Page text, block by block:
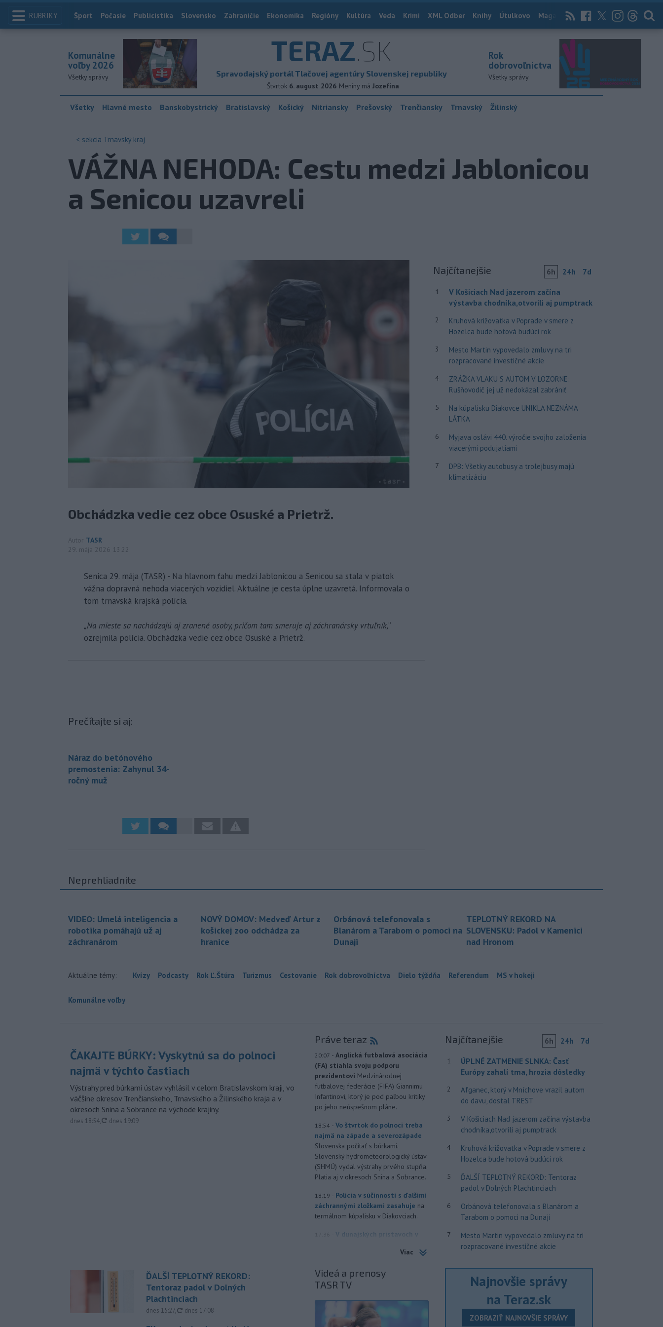
RUBRIKY Index
Šport Počasie Publicistika Slovensko Zahraničie Ekonomika Regióny Kultúra Veda Krimi XML Odber Knihy Útulkovo Magazín News Now Archív
TERAZ.SK
Spravodajský portál Tlačovej agentúry Slovenskej republiky
Štvrtok 6. august 2026 Meniny má Jozefína
Komunálne
voľby 2026
Všetky správy
Rok
dobrovoľníctva
Všetky správy
Všetky Hlavné mesto Banskobystrický Bratislavský Košický Nitriansky Prešovský Trenčiansky Trnavský Žilinský
< sekcia Trnavský kraj
VÁŽNA NEHODA: Cestu medzi Jablonicou
a Senicou uzavreli
Obchádzka vedie cez obce Osuské a Prietrž.
Autor TASR
29. mája 2026 13:22
Senica 29. mája (TASR) - Na hlavnom ťahu medzi Jablonicou a Senicou sa stala v piatok
vážna dopravná nehoda viacerých vozidiel. Aktuálne je cesta úplne uzavretá. Informovala o
tom trnavská krajská polícia.
„Na mieste sa nachádzajú aj zranené osoby, pričom tam smeruje aj záchranársky vrtuľník,“
ozrejmila polícia. Obchádzka vedie cez obce Osuské a Prietrž.
Prečítajte si aj:
Náraz do betónového
premostenia: Zahynul 34-
ročný muž
Najčítanejšie 6h 24h 7d
1
V Košiciach Nad jazerom začína
výstavba chodníka,otvorili aj pumptrack
2
Kruhová križovatka v Poprade v smere z
Hozelca bude hotová budúci rok
3
Mesto Martin vypovedalo zmluvy na tri
rozpracované investičné akcie
4
ZRÁŽKA VLAKU S AUTOM V LOZORNE:
Rušňovodič jej už nedokázal zabrániť
5
Na kúpalisku Diakovce UNIKLA NEZNÁMA
LÁTKA
6
Myjava oslávi 440. výročie svojho založenia
viacerými podujatiami
7
DPB: Všetky autobusy a trolejbusy majú
klimatizáciu
Neprehliadnite
VIDEO: Umelá inteligencia a
robotika pomáhajú už aj
záchranárom
NOVÝ DOMOV: Medveď Artur z
košickej zoo odchádza za
hranice
Orbánová telefonovala s
Blanárom a Tarabom o pomoci na
Dunaji
TEPLOTNÝ REKORD NA
SLOVENSKU: Padol v Kamenici
nad Hronom
Aktuálne témy: Kvízy Podcasty Rok Ľ.Štúra Turizmus Cestovanie Rok dobrovoľníctva Dielo týždňa Referendum MS v hokeji
Komunálne voľby
ČAKAJTE BÚRKY: Vyskytnú sa do polnoci
najmä v týchto častiach
Výstrahy pred búrkami ústav vyhlásil v celom Bratislavskom kraji, vo
väčšine okresov Trenčianskeho, Trnavského a Žilinského kraja a v
okresoch Snina a Sobrance na východe krajiny.
dnes 18:54, aktualizované
dnes 19:09
ĎALŠÍ TEPLOTNÝ REKORD:
Tentoraz padol v Dolných
Plachtinciach
dnes 15:27, aktualizované
dnes 17:08
Práve teraz
20:07 - Anglická futbalová asociácia
(FA) stiahla svoju podporu
prezidentovi Medzinárodnej
futbalovej federácie (FIFA) Giannimu
Infantinovi, ktorý je pod paľbou kritiky
po jeho neúspešnom pláne.
18:54 - Vo štvrtok do polnoci treba
najmä na západe a severozápade
Slovenska počítať s búrkami.
Slovenský hydrometeorologický ústav
(SHMÚ) vydal výstrahy prvého stupňa.
Platia aj v okresoch Snina a Sobrance.
18:19 - Polícia v súčinnosti s ďalšími
záchrannými zložkami zasahuje na
termálnom kúpalisku v Diakovciach.
V dunajských prístavoch v
polroku 2026 zaznamenali
kajutových a výletných plavidiel.
amerického Senátu vo
označil lekára Anthonyho Fauciho za
osobu brániacu vyšetrovacím
Viac
Videá a prenosy
TASR TV
Najčítanejšie 6h 24h 7d
1
ÚPLNÉ ZATMENIE SLNKA: Časť
Európy zahalí tma, hrozia dôsledky
2
Afganec, ktorý v Mníchove vrazil autom
do davu, dostal TREST
3
V Košiciach Nad jazerom začína výstavba
chodníka,otvorili aj pumptrack
4
Kruhová križovatka v Poprade v smere z
Hozelca bude hotová budúci rok
5
ĎALŠÍ TEPLOTNÝ REKORD: Tentoraz
padol v Dolných Plachtinciach
6
Orbánová telefonovala s Blanárom a
Tarabom o pomoci na Dunaji
7
Mesto Martin vypovedalo zmluvy na tri
rozpracované investičné akcie
Najnovšie správy
na Teraz.sk
ZOBRAZIŤ NAJNOVŠIE SPRÁVY